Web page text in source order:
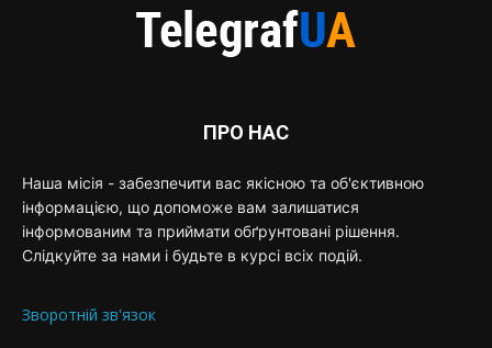
ПРО НАС
Наша місія - забезпечити вас якісною та об'єктивною
інформацією, що допоможе вам залишатися
інформованим та приймати обґрунтовані рішення.
Слідкуйте за нами і будьте в курсі всіх подій.
Зворотній зв'язок